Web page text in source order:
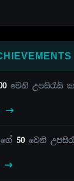
වෙනි උපසිරැසි
ගේ 50වෙනි